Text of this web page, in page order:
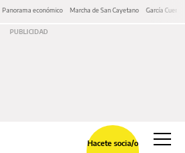
Panorama económico Marcha de San Cayetano García Cuerva
Hacete socia/o